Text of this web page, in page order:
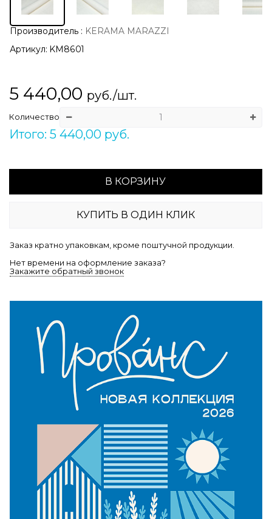
Производитель : KERAMA MARAZZI
Артикул: KM8601
5 440,00 руб./шт.
Количество
Итого: 5 440,00 руб.
В КОРЗИНУ
КУПИТЬ В ОДИН КЛИК
Заказ кратно упаковкам, кроме поштучной продукции.
Нет времени на оформление заказа?
Закажите обратный звонок